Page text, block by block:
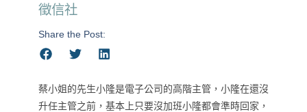
徵信社
Share the Post:
蔡小姐的先生小隆是電子公司的高階主管，小隆在還沒
升任主管之前，基本上只要沒加班小隆都會準時回家，